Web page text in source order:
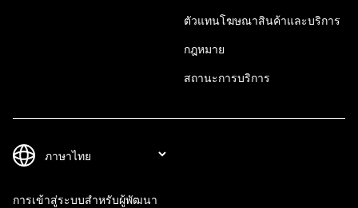
ตัวแทนโฆษณาสินค้าและบริการ
กฎหมาย
สถานะการบริการ
การเข้าสู่ระบบสำหรับผู้พัฒนา